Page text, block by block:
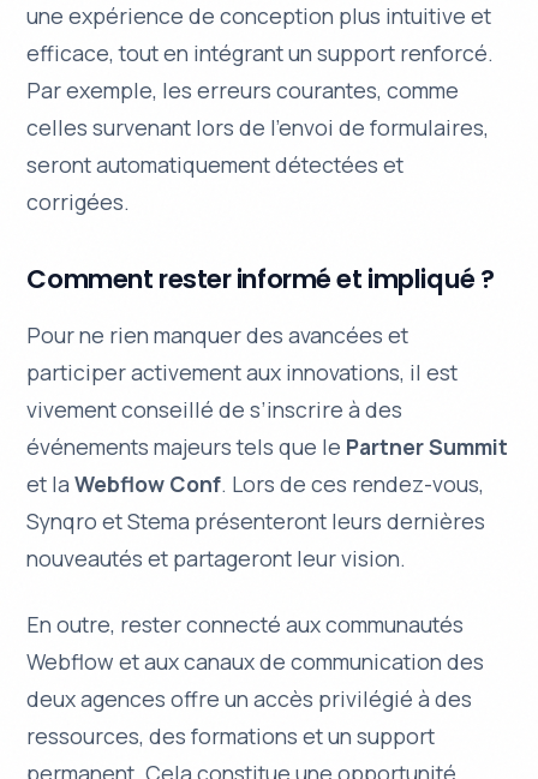
une expérience de conception plus intuitive et
efficace, tout en intégrant un support renforcé.
Par exemple, les erreurs courantes, comme
celles survenant lors de l’envoi de formulaires,
seront automatiquement détectées et
corrigées.
Comment rester informé et impliqué ?
Pour ne rien manquer des avancées et
participer activement aux innovations, il est
vivement conseillé de s’inscrire à des
événements majeurs tels que le Partner Summit
et laWebflow Conf. Lors de ces rendez-vous,
Synqro et Stema présenteront leurs dernières
nouveautés et partageront leur vision.
En outre, rester connecté auxcommunautés
Webflow et aux canaux de communication des
deux agences offre un accès privilégié à des
ressources, des formations et un support